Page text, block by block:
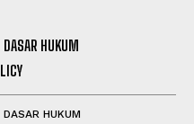
DASAR HUKUM
DASAR HUKUM